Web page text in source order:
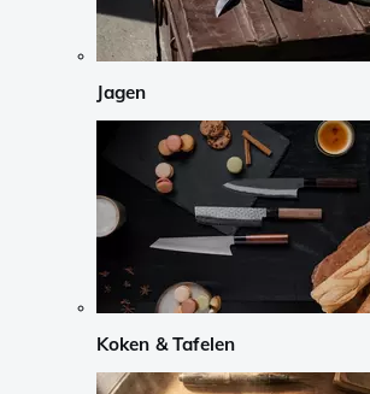
Jagen
Koken & Tafelen